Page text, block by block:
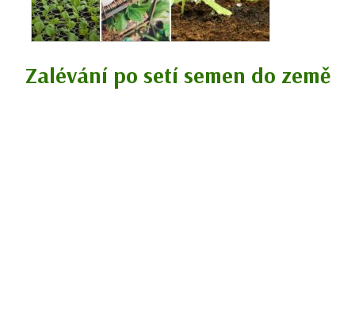
Zalévání po setí semen do země